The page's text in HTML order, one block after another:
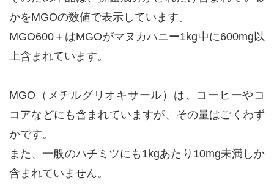
かをMGOの数値で表示しています。
MGO600＋はMGOがマヌカハニー1kg中に600mg以
上含まれています。
MGO（メチルグリオキサール）は、コーヒーやコ
コアなどにも含まれていますが、その量はごくわず
かです。
また、一般のハチミツにも1kgあたり10mg未満しか
含まれていません。